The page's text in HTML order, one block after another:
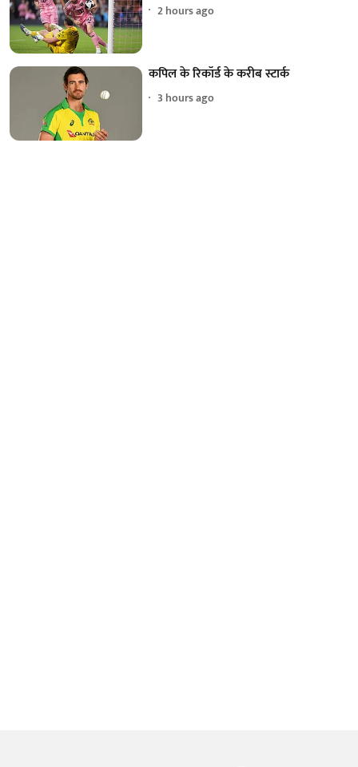
2 hours ago
कपिल के रिकॉर्ड के करीब स्टार्क
3 hours ago